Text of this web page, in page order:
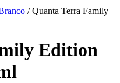
/ Quanta Terra Family
Edition